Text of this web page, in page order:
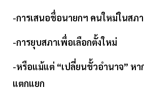
-การเสนอชื่อนายกฯ คนใหม่ในสภา
-การยุบสภาเพื่อเลือกตั้งใหม่
-หรือแม้แต่ “เปลี่ยนขั้วอำนาจ” ห
แตกแยก